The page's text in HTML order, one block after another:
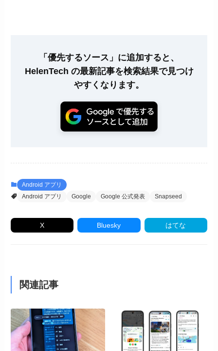
「優先するソース」に追加すると、
HelenTech の最新記事を検索結果で見つけ
やすくなります。
Android アプリ
Android アプリ
Google Google 公式発表 Snapseed
X Bluesky はてな
関連記事